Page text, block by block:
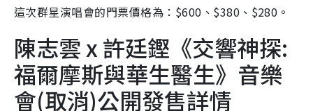
這次群星演唱會的門票價格為：$600、$380、$280。
陳志雲 x 許廷鏗《交響神探:
福爾摩斯與華生醫生》音樂
會(取消)公開發售詳情